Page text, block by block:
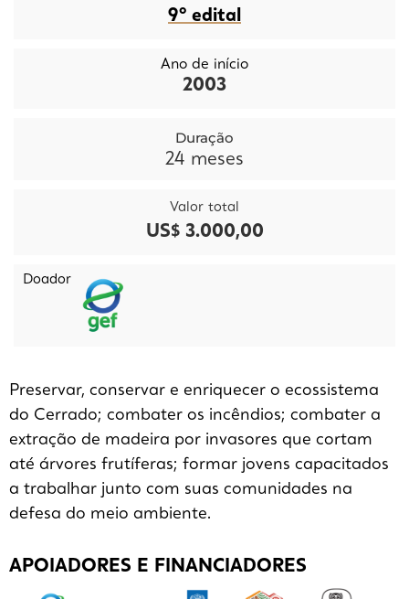
9º edital
Ano de início
2003
Duração
24 meses
Valor total
US$ 3.000,00
Doador
Preservar, conservar e enriquecer o ecossistema
do Cerrado; combater os incêndios; combater a
extração de madeira por invasores que cortam
até árvores frutíferas; formar jovens capacitados
a trabalhar junto com suas comunidades na
defesa do meio ambiente.
APOIADORES E FINANCIADORES